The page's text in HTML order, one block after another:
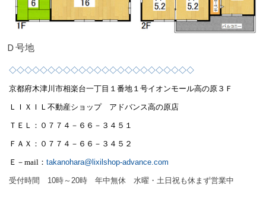
Ｄ号地
◇◇◇◇◇◇◇◇◇◇◇◇◇◇◇◇◇◇◇◇◇◇◇◇
京都府木津川市相楽台一丁目１番地１号イオンモール高の原３Ｆ
ＬＩＸＩＬ不動産ショップ アドバンス高の原店
ＴＥＬ：０７７４－６６－３４５１
ＦＡＸ：０７７４－６６－３４５２
Ｅ－ mail ： takanohara@lixilshop-advance.com
受付時間 10時～20時 年中無休 水曜・土日祝も休まず営業中